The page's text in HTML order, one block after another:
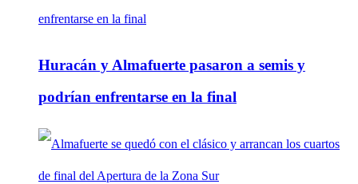
Huracán y Almafuerte pasaron a semis y
podrían enfrentarse en la final